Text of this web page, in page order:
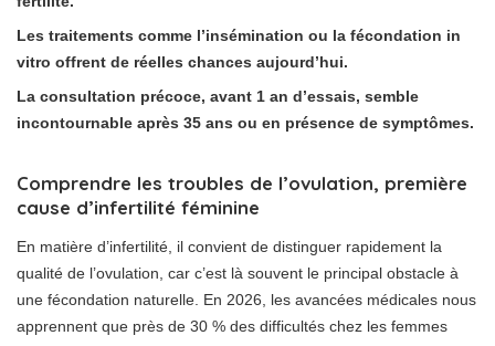
Les traitements comme l’insémination ou la fécondation in
vitro offrent de réelles chances aujourd’hui.
La consultation précoce, avant 1 an d’essais, semble
incontournable après 35 ans ou en présence de symptômes.
Comprendre les troubles de l’ovulation, première
cause d’infertilité féminine
En matière d’infertilité, il convient de distinguer rapidement la
qualité de l’ovulation, car c’est là souvent le principal obstacle à
une fécondation naturelle. En 2026, les avancées médicales nous
apprennent que près de 30 % des difficultés chez les femmes